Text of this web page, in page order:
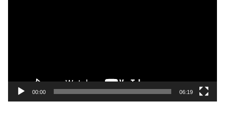
00:00 06:19